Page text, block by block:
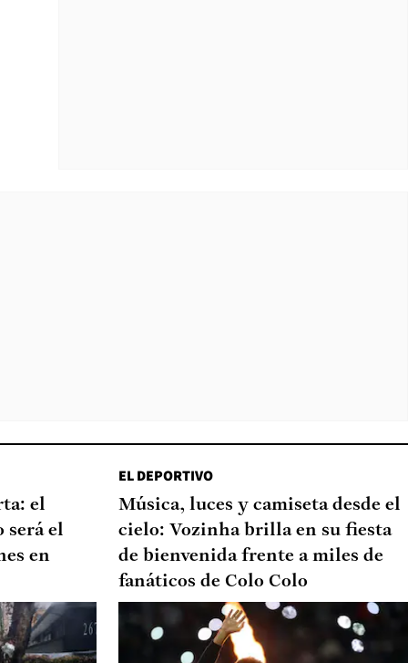
el
será el
en
EL DEPORTIVO
Música, luces y camiseta desde el
cielo: Vozinha brilla en su fiesta
de bienvenida frente a miles de
fanáticos de Colo Colo